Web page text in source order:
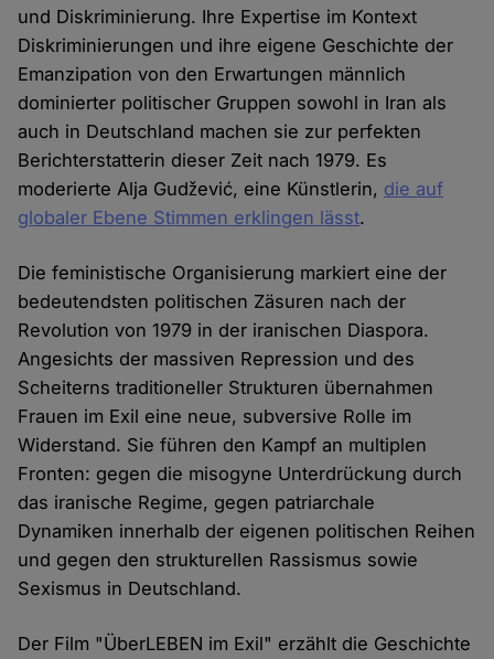
und Diskriminierung. Ihre Expertise im Kontext
Diskriminierungen und ihre eigene Geschichte der
Emanzipation von den Erwartungen männlich
dominierter politischer Gruppen sowohl in Iran als
auch in Deutschland machen sie zur perfekten
Berichterstatterin dieser Zeit nach 1979. Es
moderierte Alja Gudžević, eine Künstlerin, die auf
globaler Ebene Stimmen erklingen lässt.
Die feministische Organisierung markiert eine der
bedeutendsten politischen Zäsuren nach der
Revolution von 1979 in der iranischen Diaspora.
Angesichts der massiven Repression und des
Scheiterns traditioneller Strukturen übernahmen
Frauen im Exil eine neue, subversive Rolle im
Widerstand. Sie führen den Kampf an multiplen
Fronten: gegen die misogyne Unterdrückung durch
das iranische Regime, gegen patriarchale
Dynamiken innerhalb der eigenen politischen Reihen
und gegen den strukturellen Rassismus sowie
Sexismus in Deutschland.
Der Film "ÜberLEBEN im Exil" erzählt die Geschichte